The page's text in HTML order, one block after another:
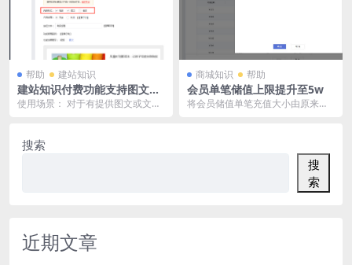
帮助 建站知识
建站知识付费功能支持图文内
容付费
使用场景： 对于有提供图文或文章
商城知识 帮助
会员单笔储值上限提升至5w
将会员储值单笔充值大小由原来的
搜索
搜
索
近期文章